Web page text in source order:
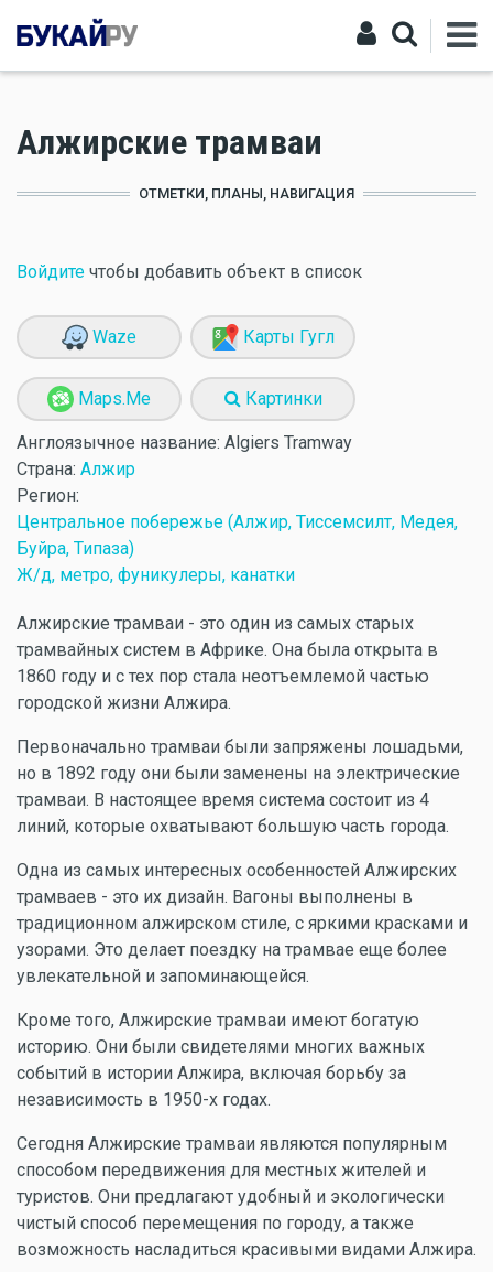
Алжирские трамваи
ОТМЕТКИ, ПЛАНЫ, НАВИГАЦИЯ
Войдите чтобы добавить объект в список
Waze Карты Гугл
Maps.Me Картинки
Англоязычное название: Algiers Tramway
Страна: Алжир
Регион:
Центральное побережье (Алжир, Тиссемсилт, Медея,
Буйра, Типаза)
Ж/д, метро, фуникулеры, канатки
Алжирские трамваи - это один из самых старых
трамвайных систем в Африке. Она была открыта в
1860 году и с тех пор стала неотъемлемой частью
городской жизни Алжира.
Первоначально трамваи были запряжены лошадьми,
но в 1892 году они были заменены на электрические
трамваи. В настоящее время система состоит из 4
линий, которые охватывают большую часть города.
Одна из самых интересных особенностей Алжирских
трамваев - это их дизайн. Вагоны выполнены в
традиционном алжирском стиле, с яркими красками и
узорами. Это делает поездку на трамвае еще более
увлекательной и запоминающейся.
Кроме того, Алжирские трамваи имеют богатую
историю. Они были свидетелями многих важных
событий в истории Алжира, включая борьбу за
независимость в 1950-х годах.
Сегодня Алжирские трамваи являются популярным
способом передвижения для местных жителей и
туристов. Они предлагают удобный и экологически
чистый способ перемещения по городу, а также
возможность насладиться красивыми видами Алжира.